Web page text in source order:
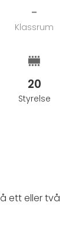
-
Klassrum
20
Styrelse
ett eller två